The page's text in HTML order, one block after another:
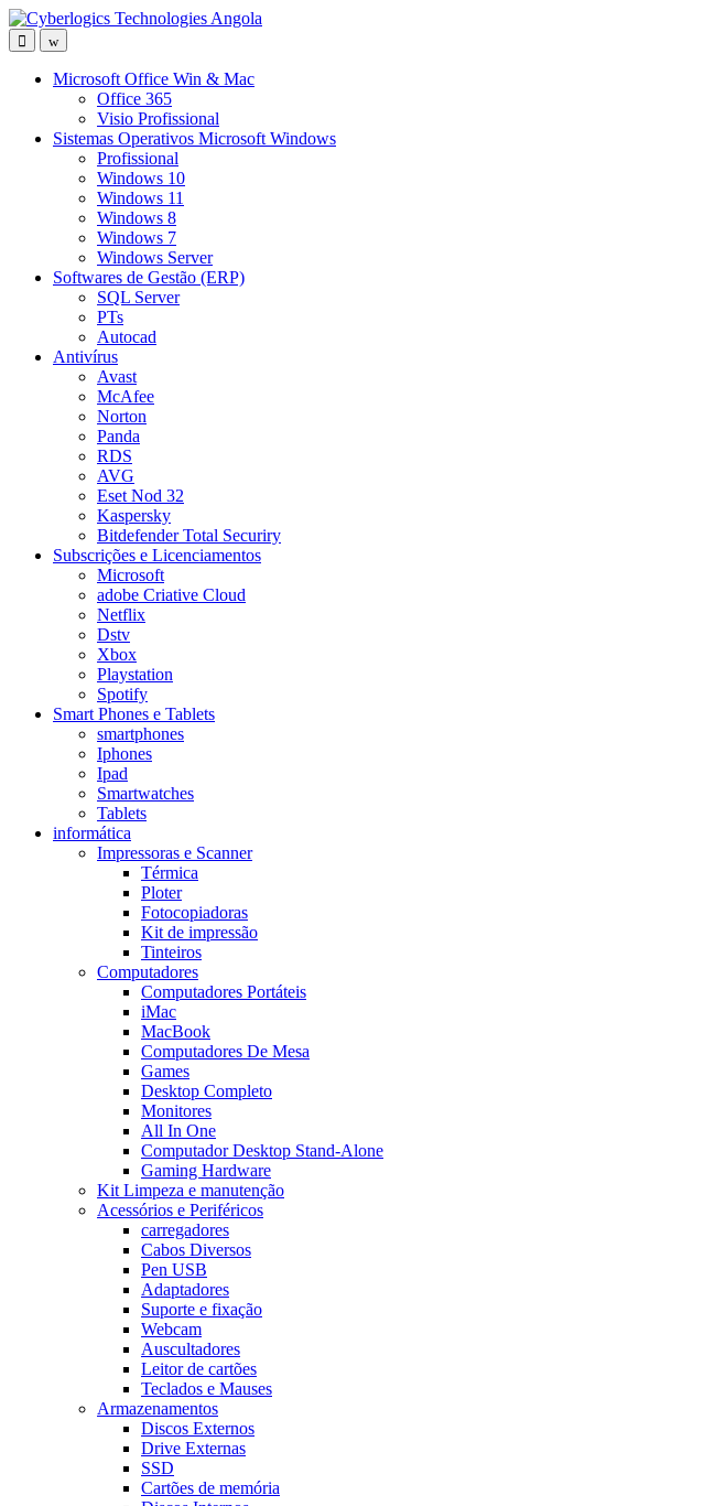
Skip
to
navigation
Skip
to
content
Microsoft Office Win & Mac
Office 365
Visio Profissional
Sistemas Operativos Microsoft Windows
Profissional
Windows 10
Windows 11
Windows 8
Windows 7
Windows Server
Softwares de Gestão (ERP)
SQL Server
PTs
Autocad
Antivírus
Avast
McAfee
Norton
Panda
RDS
AVG
Eset Nod 32
Kaspersky
Bitdefender Total Securiry
Subscrições e Licenciamentos
Microsoft
adobe Criative Cloud
Netflix
Dstv
Xbox
Playstation
Spotify
Smart Phones e Tablets
smartphones
Iphones
Ipad
Smartwatches
Tablets
informática
Impressoras e Scanner
Térmica
Ploter
Fotocopiadoras
Kit de impressão
Tinteiros
Computadores
Computadores Portáteis
iMac
MacBook
Computadores De Mesa
Games
Desktop Completo
Monitores
All In One
Computador Desktop Stand-Alone
Gaming Hardware
Kit Limpeza e manutenção
Acessórios e Periféricos
carregadores
Cabos Diversos
Pen USB
Adaptadores
Suporte e fixação
Webcam
Auscultadores
Leitor de cartões
Teclados e Mauses
Armazenamentos
Discos Externos
Drive Externas
SSD
Cartões de memória